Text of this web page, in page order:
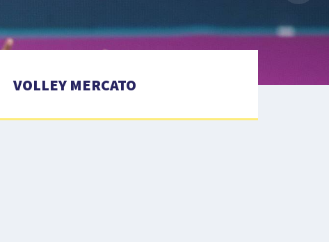
VOLLEY MERCATO